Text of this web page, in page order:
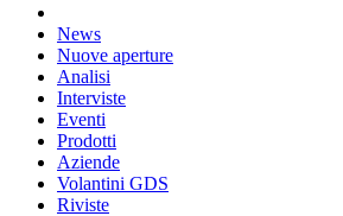
News
Nuove aperture
Analisi
Interviste
Eventi
Prodotti
Aziende
Volantini GDS
Riviste